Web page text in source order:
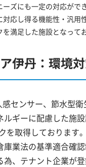
ズにも一定の対応がで
応し得る機能性・汎用
満足した施設となって
伊丹：環境
センサー、節水型
ルギーに配慮した施
を取得しております
庫業法の基準適合確
為、テナント企業が